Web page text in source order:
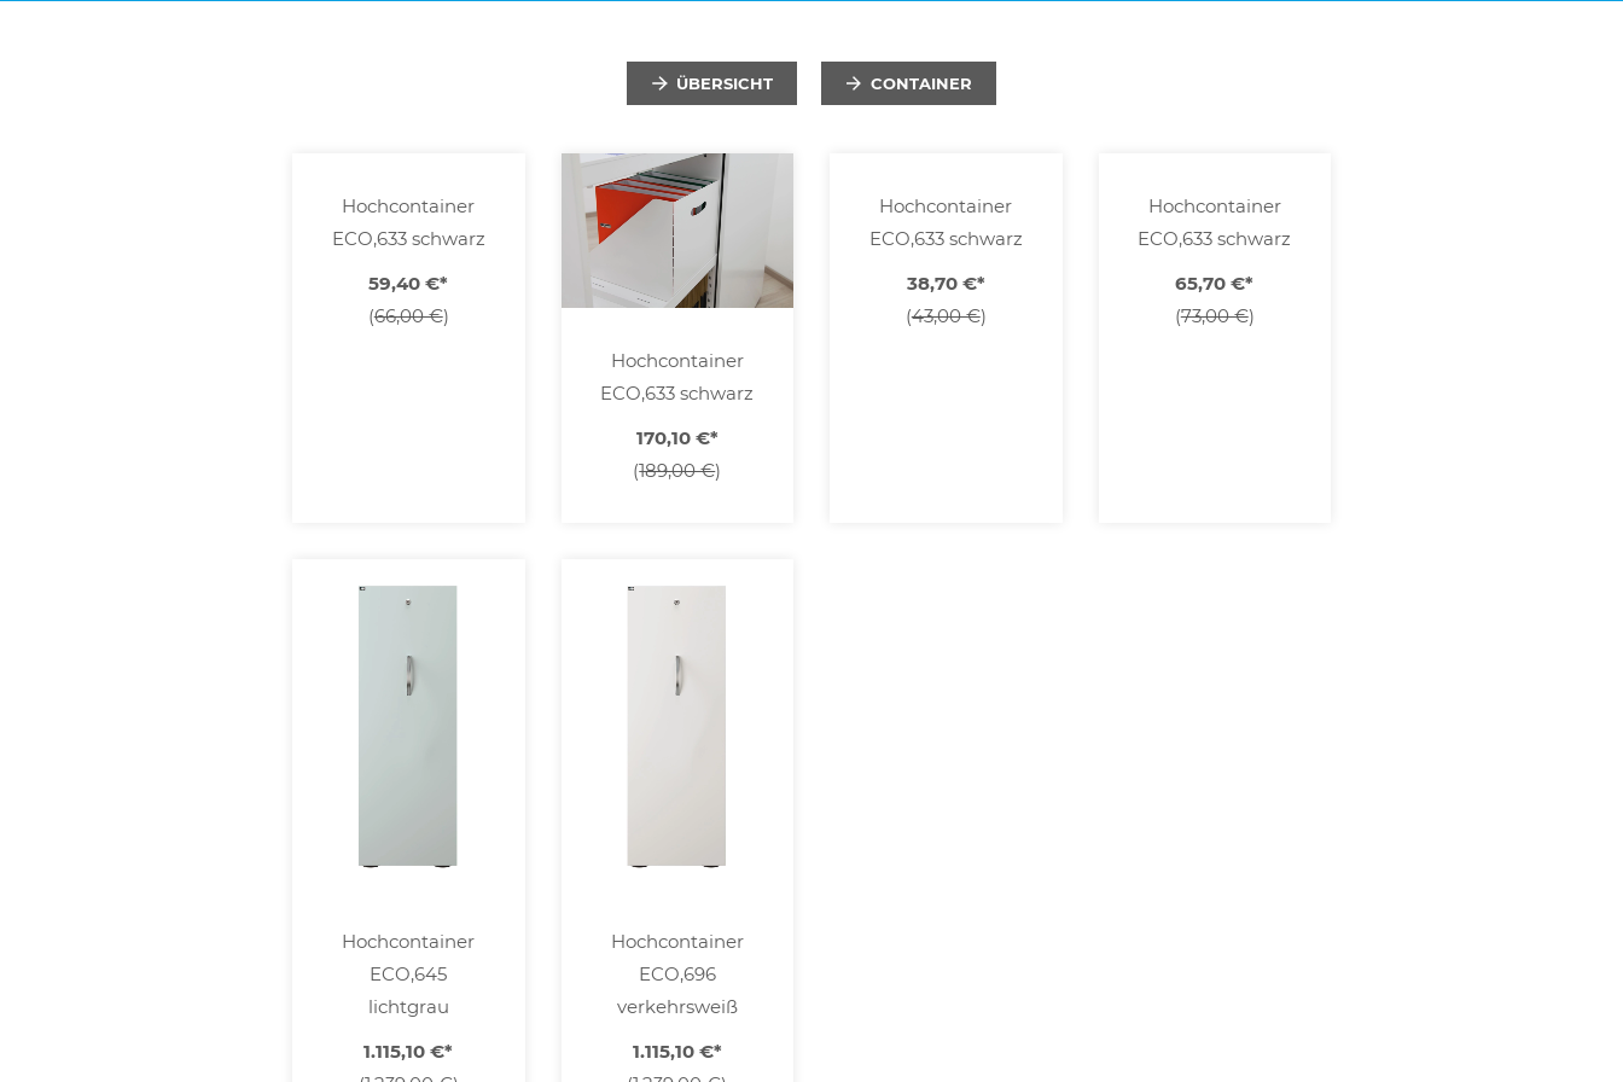
ÜBERSICHT CONTAINER
Hochcontainer
ECO,633 schwarz
59,40 €*
(66,00 €)
Hochcontainer
ECO,633 schwarz
170,10 €*
(189,00 €)
Hochcontainer
ECO,633 schwarz
38,70 €*
(43,00 €)
Hochcontainer
ECO,633 schwarz
65,70 €*
(73,00 €)
Hochcontainer
ECO,645
lichtgrau
1.115,10 €*
Hochcontainer
ECO,696
verkehrsweiß
1.115,10 €*